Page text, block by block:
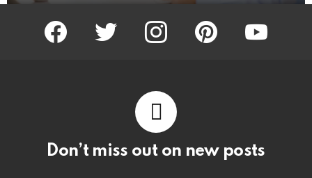
facebook twitter instagram pinterest youtube
Don’t miss out on new posts